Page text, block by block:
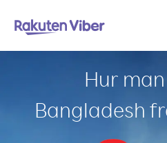
Hur
Bangladesh